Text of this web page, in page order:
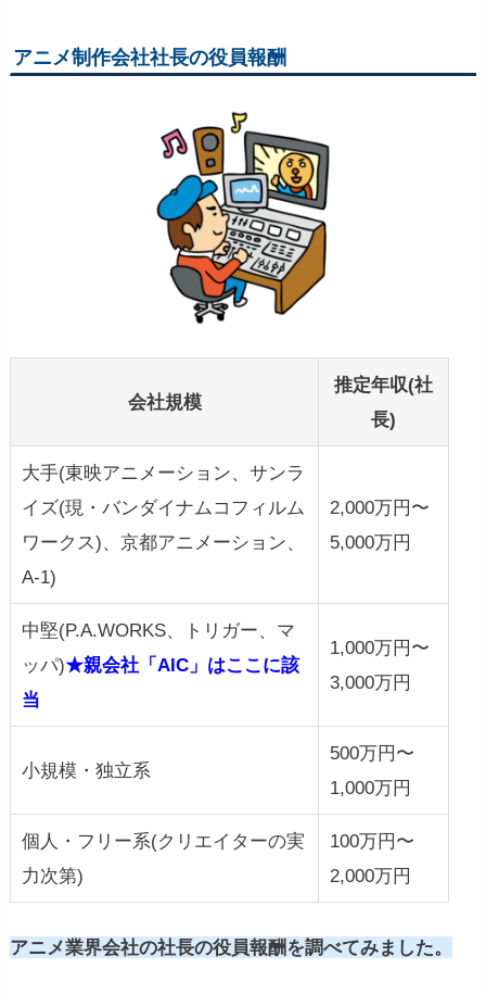
アニメ制作会社社長の役員報酬
会社規模
推定年収(社
長)
大手(東映アニメーション、サンラ
イズ(現・バンダイナムコフィルム
ワークス)、京都アニメーション、
A-1)
2,000万円〜
5,000万円
中堅(P.A.WORKS、トリガー、マ
ッパ)★親会社「AIC」はここに該
当
1,000万円〜
3,000万円
小規模・独立系
500万円〜
1,000万円
個人・フリー系(クリエイターの実
力次第)
100万円〜
2,000万円
アニメ業界会社の社長の役員報酬を調べてみました。